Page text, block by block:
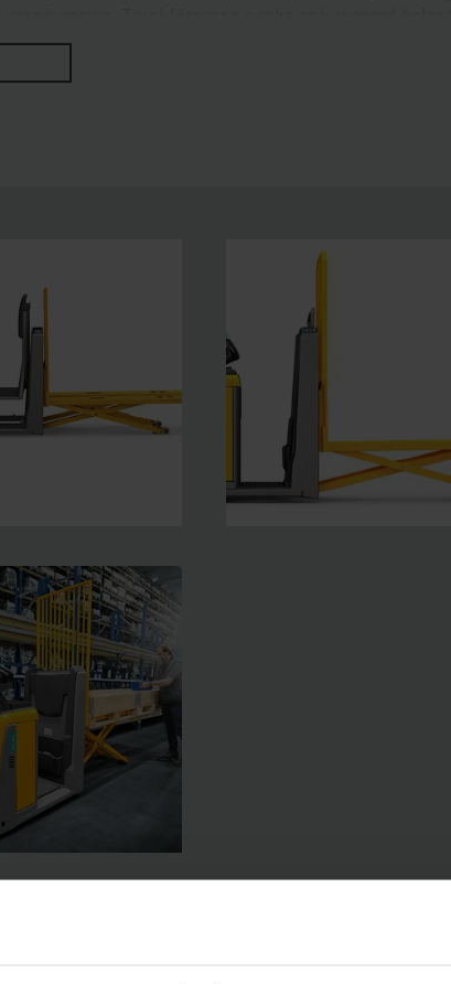
tack vare den optimala placeringen av alla
med höga prestandakrav – onödiga